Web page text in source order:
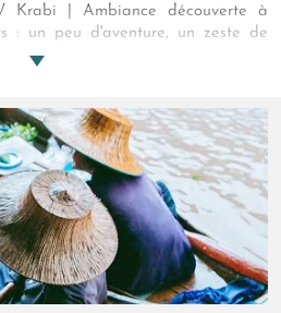
Krabi | Ambiance découverte à
: un peu d'aventure, un zeste de
culture, beaucoup de rires et pour